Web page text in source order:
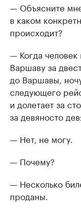
— Объясните
в каком
происходит?
— Когда
Варшаву за
до Варшавы,
следующего
и долетает за
за девяносто
— Нет, не могу.
— Почему?
— Несколько
проданы.